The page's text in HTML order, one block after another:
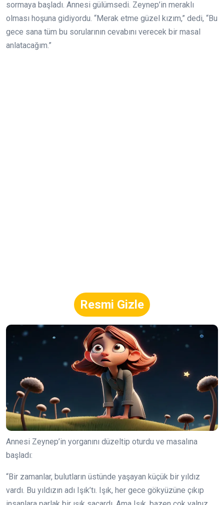
sormaya başladı. Annesi gülümsedi. Zeynep’in meraklı
olması hoşuna gidiyordu. “Merak etme güzel kızım,” dedi, “Bu
gece sana tüm bu sorularının cevabını verecek bir masal
anlatacağım.”
Resmi Gizle
Annesi Zeynep’in yorganını düzeltip oturdu ve masalına
başladı:
“Bir zamanlar, bulutların üstünde yaşayan küçük bir yıldız
vardı. Bu yıldızın adı Işık’tı. Işık, her gece gökyüzüne çıkıp